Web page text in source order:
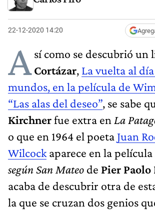
22-12-2020 14:20
Así como se descubrió un
Cortázar, La vuelta al
mundos, en la película de
“Las alas del deseo”, se sabe
Kirchnerfue extra en La
o que en 1964 el poeta Juan
Wilcock aparece en la película
según San Mateo de Pier
acaba de descubrir otra de
la que se cruzan dos genios